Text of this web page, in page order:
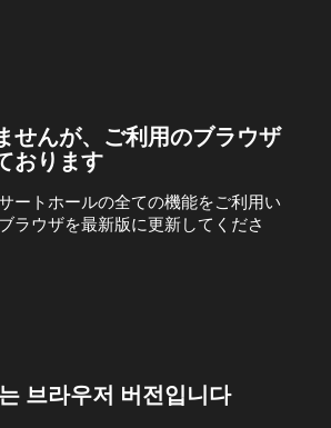
せんが、ご利用のブラウザ
おります
ートホールの全ての機能をご利用い
ラウザを最新版に更新してくださ
브라우저 버전입니다